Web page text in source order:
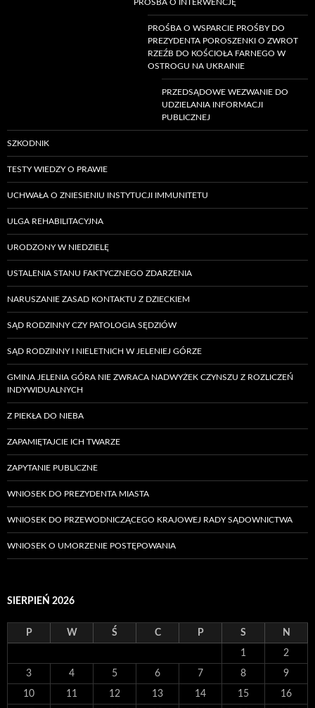
PROŚBA O INTERWENCJĘ
PROŚBA O WSPARCIE PROŚBY DO
PREZYDENTA POROSZENKI O ZWROT
RZEŹB DO KOŚCIOŁA FARNEGO W
OSTROGU NA UKRAINIE
PRZEDSĄDOWE WEZWANIE DO
UDZIELANIA INFORMACJI
PUBLICZNEJ
SZKODNIK
TESTY WIEDZY O PRAWIE
UCHWAŁA O ZNIESIENIU INSTYTUCJI IMMUNITETU
ULGA REHABILITACYJNA
URODZONY W NIEDZIELĘ
USTALENIA STANU FAKTYCZNEGO ZDARZENIA
NARUSZANIE ZASAD KONTAKTU Z DZIECKIEM
SĄD RODZINNY CZY PATOLOGIA SĘDZIÓW
SĄD RODZINNY I NIELETNICH W JELENIEJ GÓRZE
GMINA JELENIA GÓRA NIE ZWRACA NADWYŻEK CZYNSZU Z ROZLICZEŃ
INDYWIDUALNYCH
Z PIEKŁA DO NIEBA
ZAPAMIĘTAJCIE ICH TWARZE
ZAPYTANIE PUBLICZNE
WNIOSEK DO PREZYDENTA MIASTA
WNIOSEK DO PRZEWODNICZĄCEGO KRAJOWEJ RADY SĄDOWNICTWA
WNIOSEK O UMORZENIE POSTĘPOWANIA
SIERPIEŃ 2026
P W Ś C P S N
1 2
3 4 5 6 7 8 9
10 11 12 13 14 15 16